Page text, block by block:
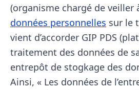
(organisme chargé de veiller
données personnelles sur le
vient d’accorder GIP PDS
traitement des données de
entrepôt de stogkage des
Ainsi, « Les données de